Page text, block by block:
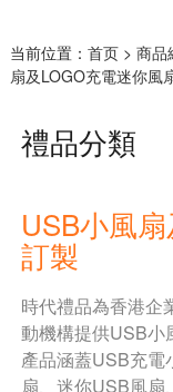
当前位置： 首页> 商品
扇及LOGO充電迷你風
禮品分類
USB小風
訂製
時代禮品為香港企
動機構提供USB小
產品涵蓋USB充
扇、迷你USB風